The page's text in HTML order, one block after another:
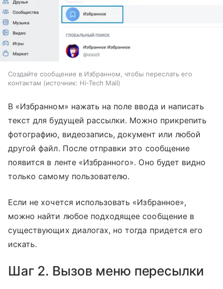
Создайте сообщение в Избранном, чтобы переслать его
контактам
источник: Hi-Tech Mail
В «Избранном» нажать на поле ввода и написать
текст для будущей рассылки. Можно прикрепить
фотографию, видеозапись, документ или любой
другой файл. После отправки это сообщение
появится в ленте «Избранного». Оно будет видно
только самому пользователю.
Если не хочется использовать «Избранное»,
можно найти любое подходящее сообщение в
существующих диалогах, но тогда придется его
искать.
Шаг 2. Вызов меню пересылки